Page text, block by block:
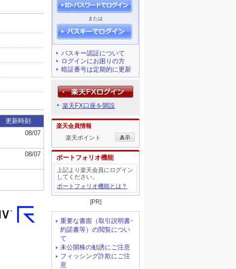
または
パスキー認証について
ログインにお困りの方
暗証番号は定期的に更新
楽天FX口座を開設
楽天会員情報
楽天ポイント
ポートフォリオ機能
上記より楽天会員にログイン
してください。
ポートフォリオ機能とは？
[PR]
重要な書面（取引説明書･
約諾書等）の閲覧につい
て
未公開株の勧誘にご注意
フィッシング詐欺にご注
意